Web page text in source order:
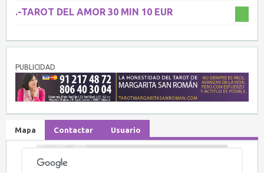
.-TAROT DEL AMOR 30 MIN 10 EUR
PUBLICIDAD
Mapa Contactar Usuario